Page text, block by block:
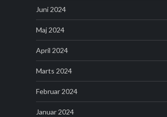
Juni 2024
Maj 2024
April 2024
Marts 2024
Februar 2024
Januar 2024